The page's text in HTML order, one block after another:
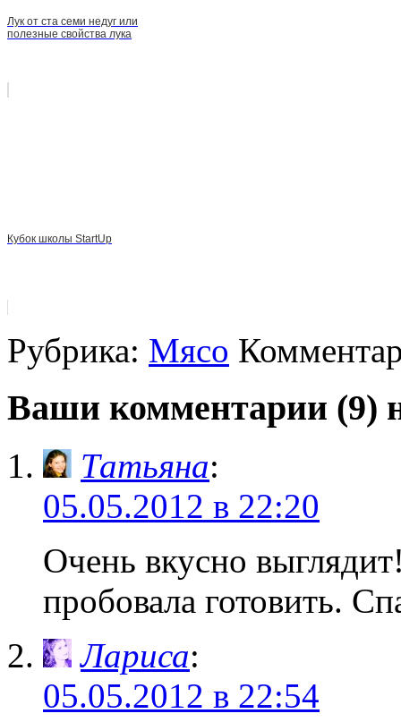
Лук от ста семи недуг или
полезные свойства лука
Кубок школы StartUp
Рубрика: Мясо
Ваши комментарии (9)
Татьяна:
05.05.2012 в 22:20
Очень вкусно
пробовала готовить.
Лариса:
05.05.2012 в 22:54